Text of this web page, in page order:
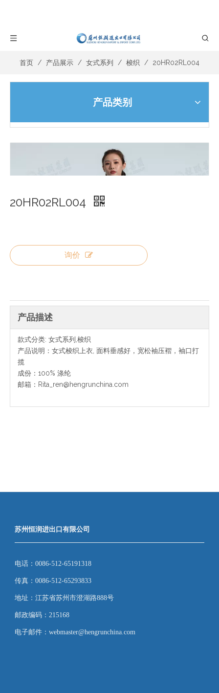
首页 / 产品展示 / 女式系列 / 梭织 / 20HR02RL004
产品类别
20HR02RL004
询价
产品描述
款式分类: 女式系列,梭织
产品说明：女式梭织上衣, 面料垂感好，宽松袖压褶，袖口打
揽
成份：100% 涤纶
邮箱：Rita_ren@hengrunchina.com
苏州恒润进出口有限公司
电话：0086-512-65191318
传真：0086-512-65293833
地址：江苏省苏州市澄湖路888号
邮政编码：215168
电子邮件：webmaster@hengrunchina.com